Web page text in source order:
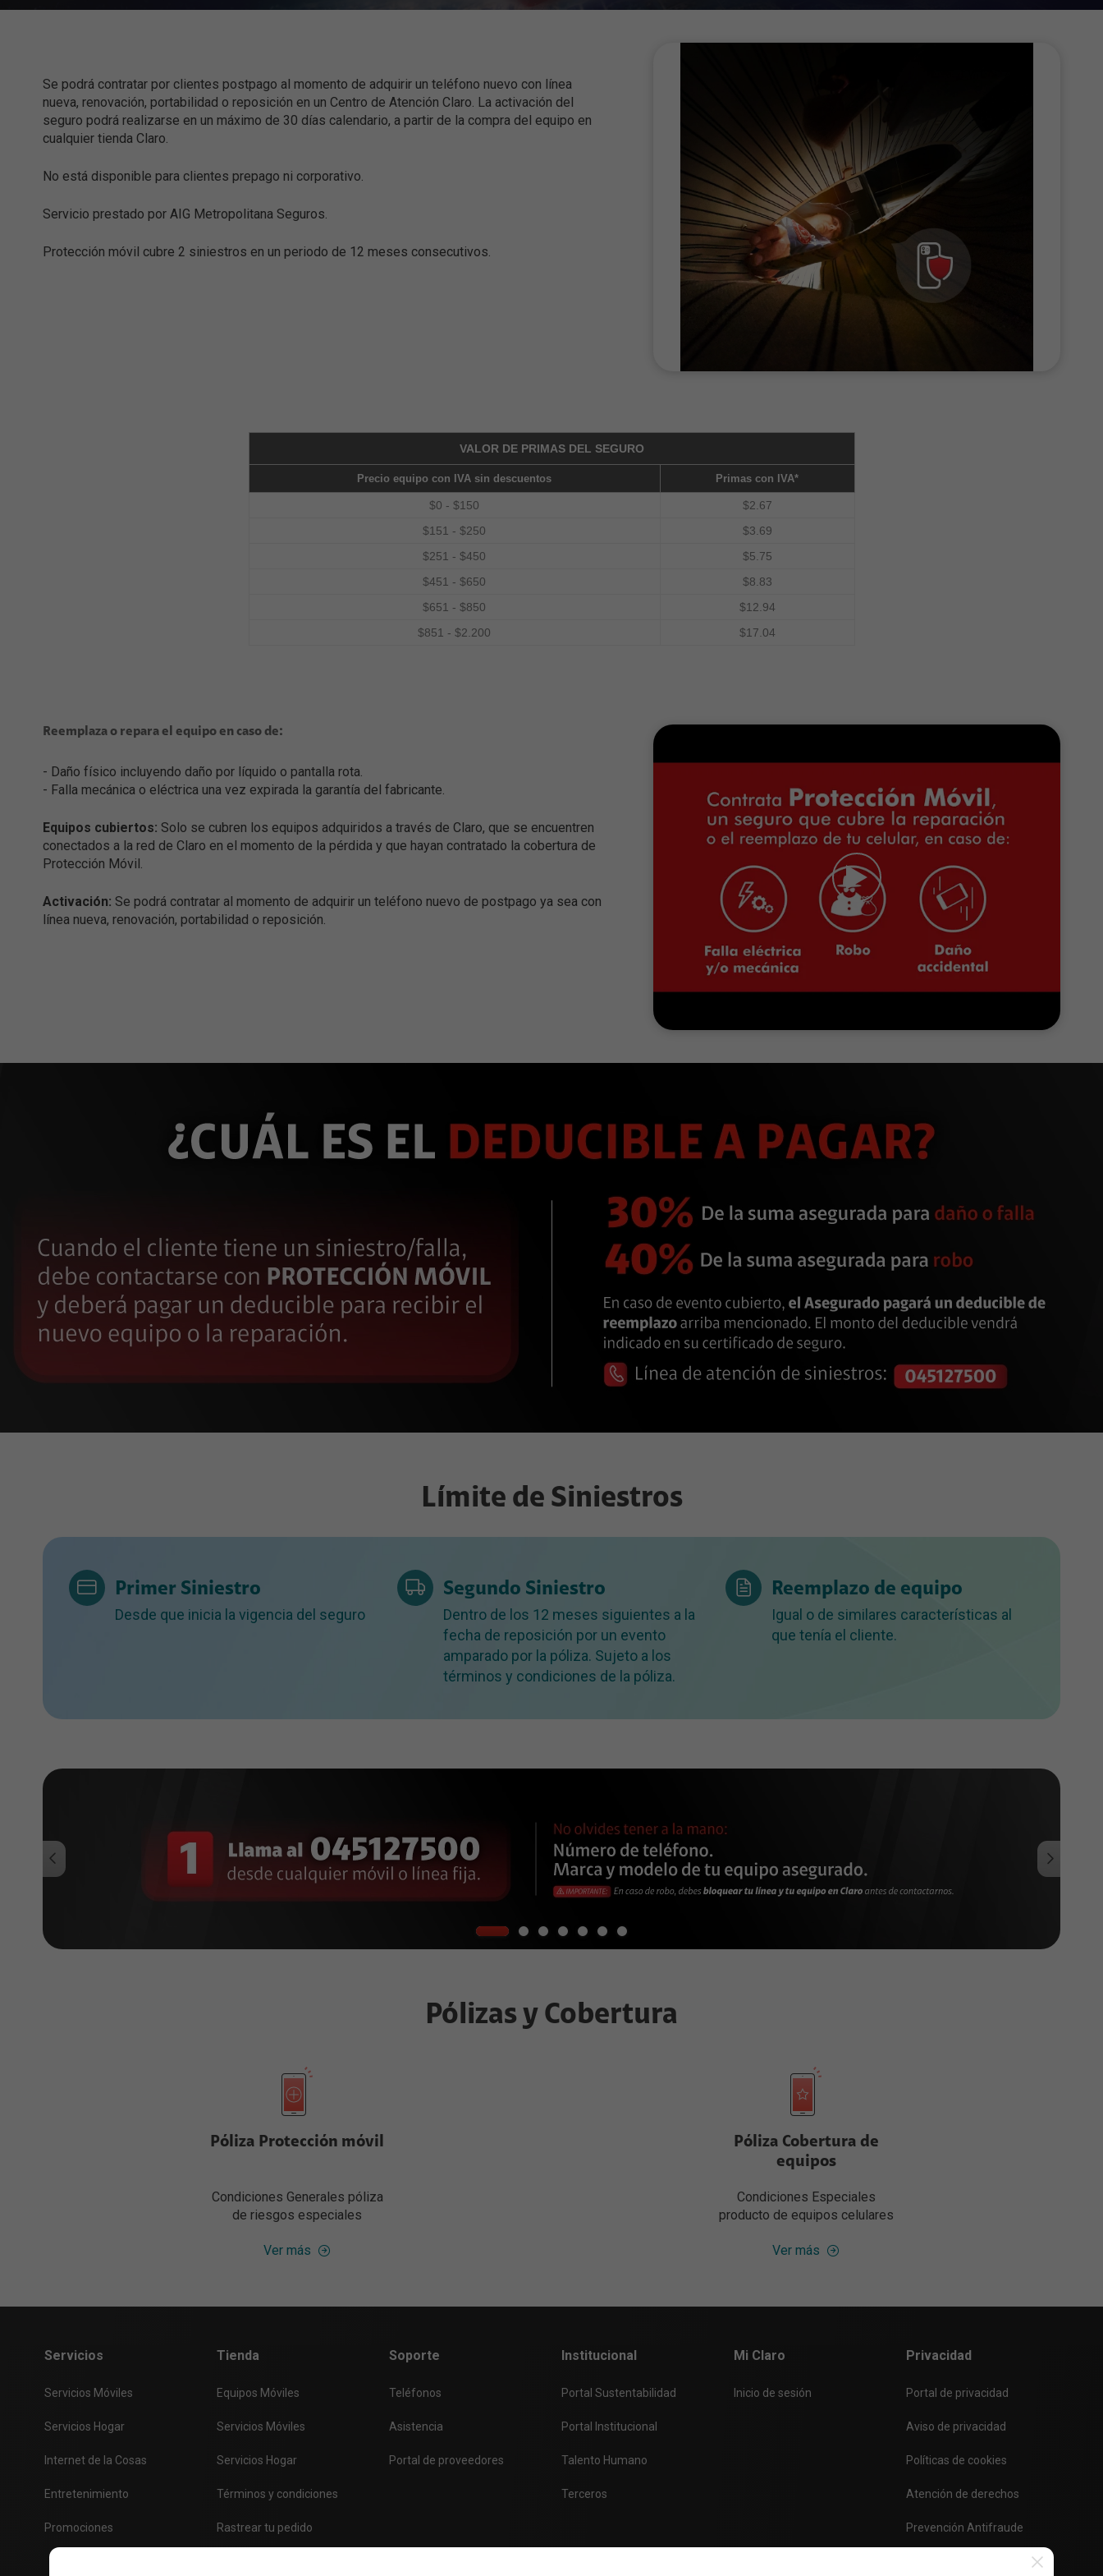
Internet
Telefonía Fija
Full Claro
Internet de la Cosas
Tu casa conectada
Tu vida conectada
TV
Cámbiate a Claro con tu mismo número
Contrata un plan móvil
Consigue un plan con tu línea Prepago
Ofertas exclusivas para Clientes Claro
Rastrea tu pedido
Preguntas frecuentes
Términos y condiciones
Se podrá contratar por clientes postpago al momento de adquirir un teléfono nuevo con línea
nueva, renovación, portabilidad o reposición en un Centro de Atención Claro. La activación del
seguro podrá realizarse en un máximo de 30 días calendario, a partir de la compra del equipo en
cualquier tienda Claro.
No está disponible para clientes prepago ni corporativo.
Servicio prestado por AIG Metropolitana Seguros.
Protección móvil cubre 2 siniestros en un periodo de 12 meses consecutivos.
VALOR DE PRIMAS DEL SEGURO
Precio equipo con IVA sin descuentos Primas con IVA*
$0 - $150
$2.67
$151 - $250
$3.69
$251 - $450
$5.75
$451 - $650
$8.83
$651 - $850
$12.94
$851 - $2.200
$17.04
Reemplaza o repara el equipo en caso de:
- Daño físico incluyendo daño por líquido o pantalla rota.
- Falla mecánica o eléctrica una vez expirada la garantía del fabricante.
Equipos cubiertos: Solo se cubren los equipos adquiridos a través de Claro, que se encuentren
conectados a la red de Claro en el momento de la pérdida y que hayan contratado la cobertura de
Protección Móvil.
Activación: Se podrá contratar al momento de adquirir un teléfono nuevo de postpago ya sea con
línea nueva, renovación, portabilidad o reposición.
Límite de Siniestros
Primer Siniestro
Desde que inicia la vigencia del seguro
Segundo Siniestro
Dentro de los 12 meses siguientes a la
fecha de reposición por un evento
amparado por la póliza. Sujeto a los
términos y condiciones de la póliza.
Reemplazo de equipo
Igual o de similares características al
que tenía el cliente.
Pólizas y Cobertura
Póliza Protección móvil
Condiciones Generales póliza
de riesgos especiales
Ver más
Póliza Cobertura de
equipos
Condiciones Especiales
producto de equipos celulares
Ver más
Servicios
Servicios Móviles
Servicios Hogar
Internet de la Cosas
Entretenimiento
Promociones
Tienda
Equipos Móviles
Servicios Móviles
Servicios Hogar
Términos y condiciones
Rastrear tu pedido
Soporte
Teléfonos
Asistencia
Portal de proveedores
Institucional
Portal Sustentabilidad
Portal Institucional
Talento Humano
Terceros
Mi Claro
Inicio de sesión
Privacidad
Portal de privacidad
Aviso de privacidad
Políticas de cookies
Atención de derechos
Prevención Antifraude